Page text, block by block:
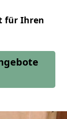
für Ihren